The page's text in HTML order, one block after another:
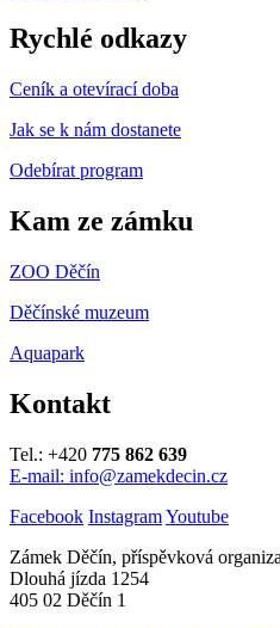
Rychlé odkazy
Ceník a otevírací doba
Jak se k nám dostanete
Odebírat program
Kam ze zámku
ZOO Děčín
Děčínské muzeum
Aquapark
Kontakt
Tel.: +420 775 862 639
E-mail: info@zamekdecin.cz
Facebook InstagramYoutube
Zámek Děčín, příspěvková
Dlouhá jízda 1254
405 02 Děčín 1